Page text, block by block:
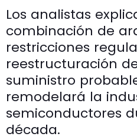
Los analistas
combinación de
restricciones
reestructuración
suministro
remodelará la
semiconductores
década.